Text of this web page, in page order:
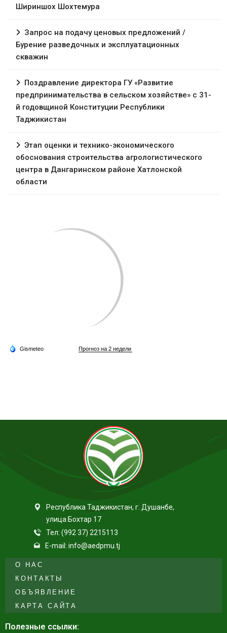
Шириншох Шохтемура
Запрос на подачу ценовых предложений /
Бурение разведочных и эксплуатационных
скважин
Поздравление директора ГУ «Развитие
предпринимательства в сельском хозяйстве» с 31-
й годовщиной Конституции Республики
Таджикистан
Этап оценки и технико-экономического
обоснования строительства агрологистического
центра в Дангаринском районе Хатлонской
области
Республика Таджикистан, г. Душанбе,
улица Бохтар 17
Тел: (992 37) 2215113
E-mail: info@aedpmu.tj
О НАС
КОНТАКТЫ
ОБЪЯВЛЕНИЕ
КАРТА САЙТА
Полезные ссылки: